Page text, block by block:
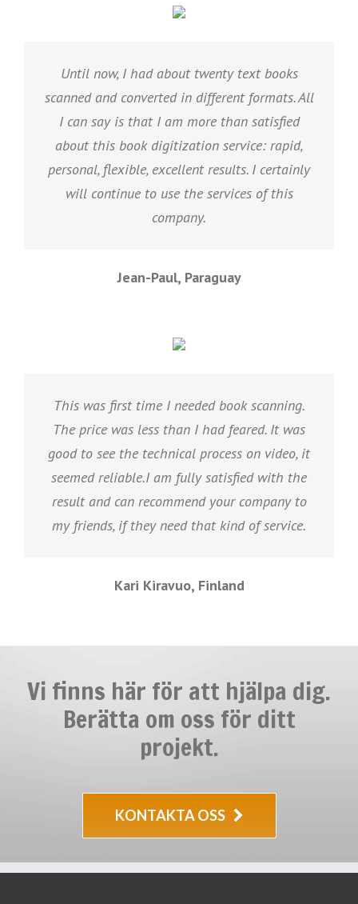
Until now, I had about twenty text books
scanned and converted in different formats. All
I can say is that I am more than satisfied
about this book digitization service: rapid,
personal, flexible, excellent results. I certainly
will continue to use the services of this
company.
Jean-Paul, Paraguay
This was first time I needed book scanning.
The price was less than I had feared. It was
good to see the technical process on video, it
seemed reliable.I am fully satisfied with the
result and can recommend your company to
my friends, if they need that kind of service.
Kari Kiravuo, Finland
Vi finns här för att hjälpa dig.
Berätta om oss för ditt
projekt.
KONTAKTA OSS